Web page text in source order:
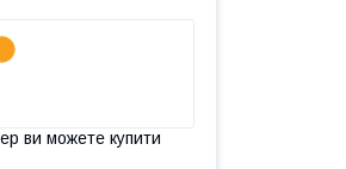
ви можете купити